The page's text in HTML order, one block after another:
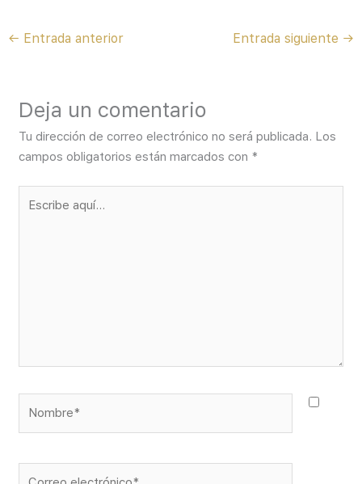
← Entrada anterior Entrada siguiente →
Deja un comentario
Tu dirección de correo electrónico no será publicada. Los
campos obligatorios están marcados con *